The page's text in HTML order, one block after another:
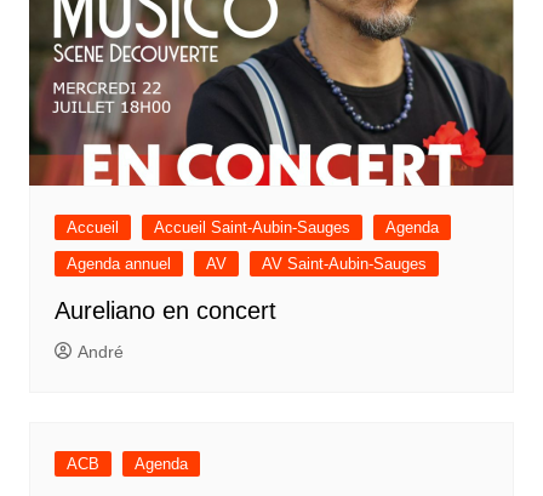
Accueil Accueil Saint-Aubin-Sauges
Agenda
Agenda annuel
AV AV Saint-Aubin-Sauges
Aureliano en concert
André
ACB Agenda